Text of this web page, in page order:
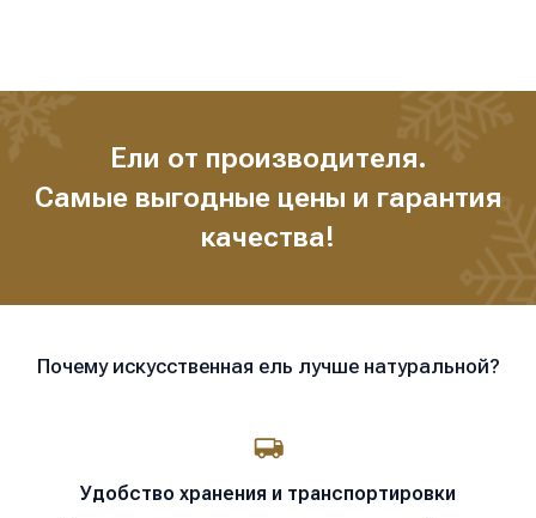
Ели от производителя.
Самые выгодные цены и гарантия
качества!
Почему искусственная ель лучше натуральной?
Удобство хранения и транспортировки